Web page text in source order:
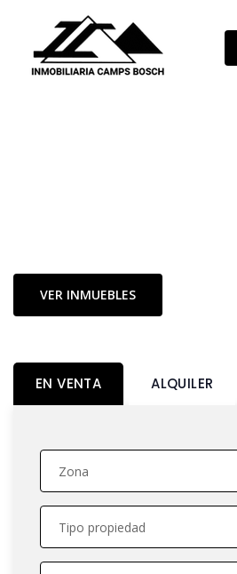
VER INMUEBLES
EN VENTA ALQUILER
Zona
Tipo propiedad